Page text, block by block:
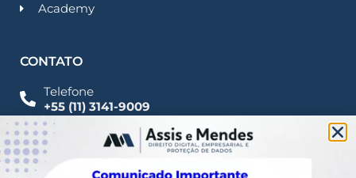
Academy
CONTATO
Telefone
+55 (11) 3141-9009
Imprensa
Fale Conosco
contato@assisemendes.com.br